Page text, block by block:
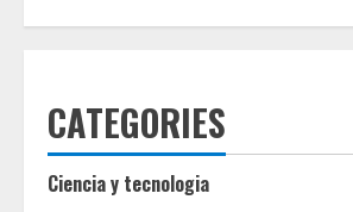
CATEGORIES
Ciencia y tecnologia